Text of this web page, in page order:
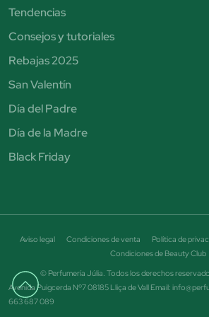
Tendencias
Consejos y tutoriales
Rebajas 2025
San Valentín
Día del Padre
Día de la Madre
Black Friday
© Perfumería Júlia. Todos los derechos
Aviso legal Condiciones de venta Política de
Condiciones de Beauty Club
Avenida Puigcerda Nº7 08185 Lliça de Vall Email:
663 687 089